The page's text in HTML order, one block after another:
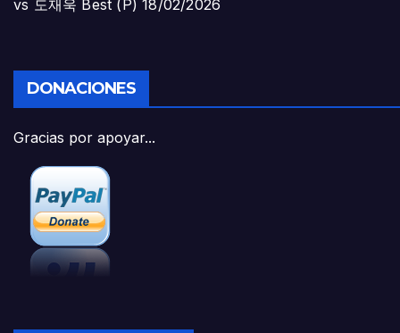
vs 도재욱 Best (P) 18/02/2026
DONACIONES
Gracias por apoyar...